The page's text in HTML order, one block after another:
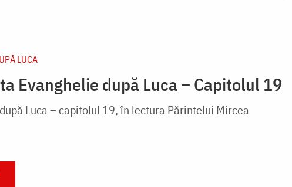
LUCA
Evanghelie după Luca – Capitolul 19
Luca – capitolul 19, în lectura Părintelui Mircea